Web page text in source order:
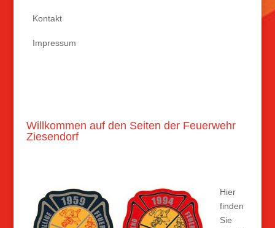
Kontakt
Impressum
Willkommen auf den Seiten der Feuerwehr
Ziesendorf
Hier
finden
Sie